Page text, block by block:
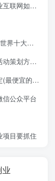
如何入手
女包排行榜
划方案）
港云服务器)
信公众平台
项目要抓住
业